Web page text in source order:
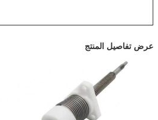
عرض تفاصيل المنتج